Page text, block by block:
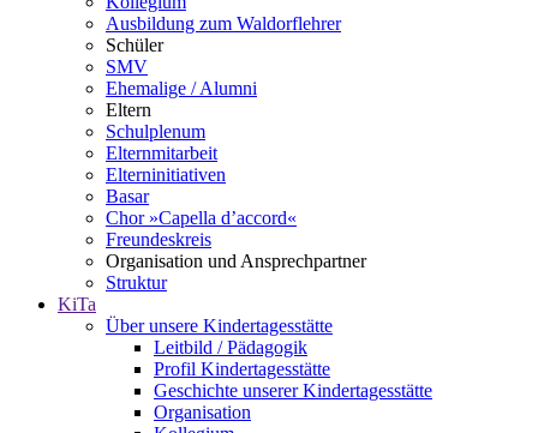
Ausbildung zum Waldorflehrer
Schüler
SMV
Ehemalige / Alumni
Eltern
Schulplenum
Elternmitarbeit
Elterninitiativen
Basar
Chor »Capella d’accord«
Freundeskreis
Organisation und Ansprechpartner
Struktur
KiTa
Über unsere Kindertagesstätte
Leitbild / Pädagogik
Profil Kindertagesstätte
Geschichte unserer Kindertagesstätte
Organisation